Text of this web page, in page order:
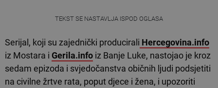
TEKST SE NASTAVLJA ISPOD OGLASA
Serijal, koji su zajednički producirali Hercegovina.info
iz Mostara i Gerila.info iz Banje Luke, nastojao je kroz
sedam epizoda i svjedočanstva običnih ljudi podsjetiti
na civilne žrtve rata, poput djece i žena, i upozoriti